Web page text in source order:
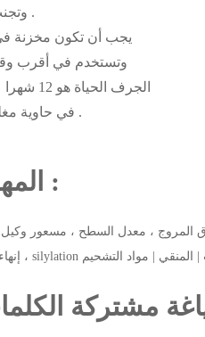
وتجنب التعرض إلى بيئة رطبة .
وتستخدم في أقرب
في حاوية مغلقة بإحكام و غير مفتوحة .
المهام الرئيسية :